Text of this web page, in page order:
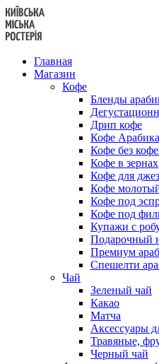
Перейти
к
содержанию
Главная
Магазин
Кофе
Бленды
Дрип кофе
Кофе
Кофе без
Кофе в зернах
Кофе для
Кофе
Кофе под
Кофе под
Купажи с
Подарочный
Премиум
Спешелти
Чай
Зеленый чай
Какао
Матча
Аксессуары
Травяные,
Черный чай